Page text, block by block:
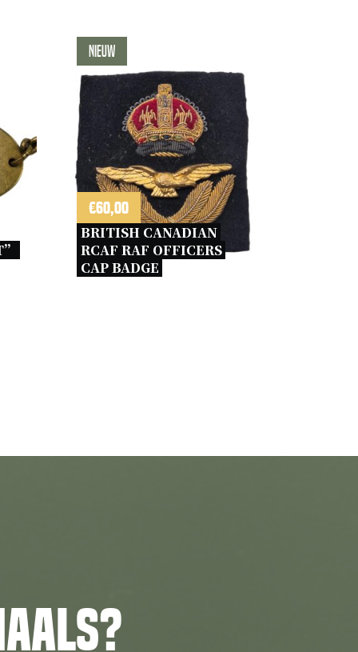
Nieuw
€60,00
BRITISH CANADIAN
RCAF RAF OFFICERS
CAP BADGE